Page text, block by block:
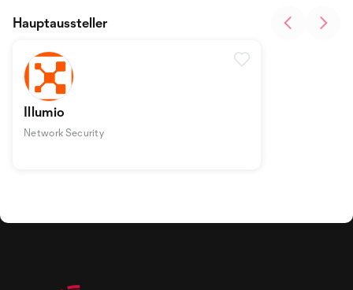
Illumio
Network Security
Hauptaussteller